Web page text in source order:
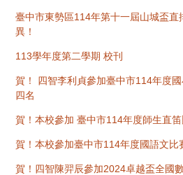
臺中市東勢區114年第十一屆山城盃直
異！
113學年度第二學期 校刊
賀！ 四智李利貞參加臺中市114年度
四名
賀！本校參加 臺中市114年度師生直
賀！本校參加臺中市114年度國語文比
賀！四智陳羿辰參加2024卓越盃全國